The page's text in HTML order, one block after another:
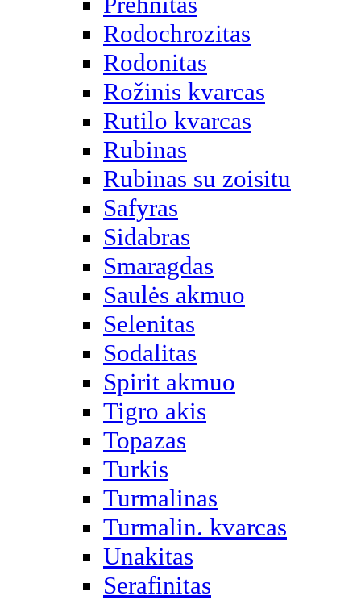
Rodochrozitas
Rodonitas
Rožinis kvarcas
Rutilo kvarcas
Rubinas
Rubinas su zoisitu
Safyras
Sidabras
Smaragdas
Saulės akmuo
Selenitas
Sodalitas
Spirit akmuo
Tigro akis
Topazas
Turkis
Turmalinas
Turmalin. kvarcas
Unakitas
Serafinitas